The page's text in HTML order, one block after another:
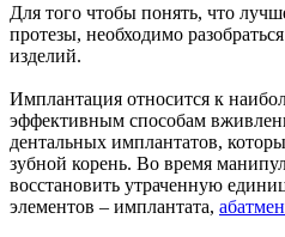
Для того чтобы понять, что
протезы, необходимо
изделий.
Имплантация относится к
эффективным способам
дентальных имплантатов,
зубной корень. Во время
восстановить утраченную
элементов – имплантата,